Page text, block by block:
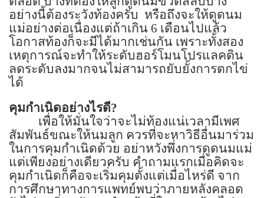
อย่างนี้ต้องระวังท้องครับ หรือถึงจะให้ดูดนม
แม่อย่างต่อเนื่องแต่ถ้าเกิน 6 เดือนไปแล้ว
โอกาสท้องก็จะมีได้มากเช่นกัน เพราะทั้งสอง
เหตุการณ์จะทำให้ระดับฮอร์โมนโปรแลคติน
ลดระดับลงมากจนไม่สามารถยับยั้งการตกไข่
ได้
คุมกำเนิดอย่างไรดี?
เพื่อให้มั่นใจว่าจะไม่ท้องแน่เวลามีเพศ
สัมพันธ์ขณะให้นมลูก ควรที่จะหาวิธีอื่นมาร่วม
ในการคุมกำเนิดด้วย อย่าหวังพึ่งการดูดนมแม่
แต่เพียงอย่างเดียวครับ คำถามแรกเมื่อคิดจะ
คุมกำเนิดก็คือจะเริ่มคุมตั้งแต่เมื่อไหร่ดี จาก
การศึกษาทางการแพทย์พบว่าภายหลังคลอด